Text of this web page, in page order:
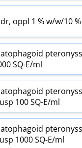
oppl 1 % w​/​w​/​10
SQ-E​/​ml
100 SQ-E​/​ml
1000 SQ-E​/​ml